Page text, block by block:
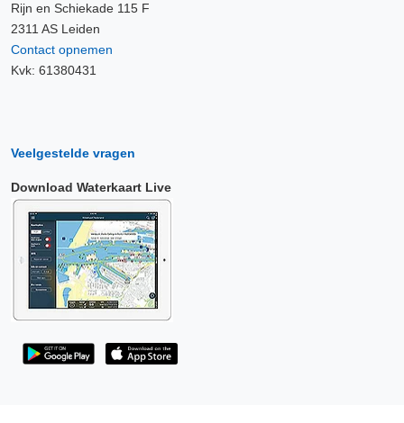
Rijn en Schiekade 115 F
2311 AS Leiden
Contact opnemen
Kvk: 61380431
Veelgestelde vragen
Download Waterkaart Live